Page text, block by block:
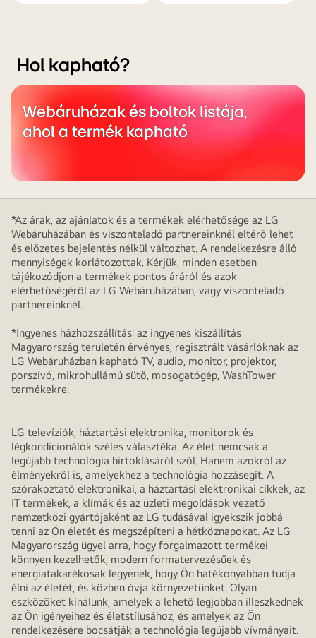
Hol kapható?
Webáruházak és boltok listája,
ahol a termék kapható
*Az árak, az ajánlatok és a termékek elérhetősége az LG
Webáruházában és viszonteladó partnereinknél eltérő lehet
és előzetes bejelentés nélkül változhat. A rendelkezésre álló
mennyiségek korlátozottak. Kérjük, minden esetben
tájékozódjon a termékek pontos áráról és azok
elérhetőségéről az LG Webáruházában, vagy viszonteladó
partnereinknél.
*Ingyenes házhozszállítás: az ingyenes kiszállítás
Magyarország területén érvényes, regisztrált vásárlóknak az
LG Webáruházban kapható TV, audio, monitor, projektor,
porszívó, mikrohullámú sütő, mosogatógép, WashTower
termékekre.
LG televíziók, háztartási elektronika, monitorok és
légkondicionálók széles választéka. Az élet nemcsak a
legújabb technológia birtoklásáról szól. Hanem azokról az
élményekről is, amelyekhez a technológia hozzásegít. A
szórakoztató elektronikai, a háztartási elektronikai cikkek, az
IT termékek, a klímák és az üzleti megoldások vezető
nemzetközi gyártójaként az LG tudásával igyekszik jobbá
tenni az Ön életét és megszépíteni a hétköznapokat. Az LG
Magyarország ügyel arra, hogy forgalmazott termékei
könnyen kezelhetők, modern formatervezésűek és
energiatakarékosak legyenek, hogy Ön hatékonyabban tudja
élni az életét, és közben óvja környezetünket. Olyan
eszközöket kínálunk, amelyek a lehető legjobban illeszkednek
az Ön igényeihez és életstílusához, és amelyek az Ön
rendelkezésére bocsátják a technológia legújabb vívmányait.